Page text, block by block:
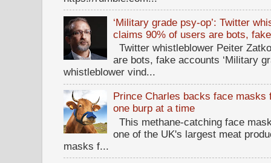
‘Military grade psy-op’: Twitter
claims 90% of users are bots,
Twitter whistleblower Peiter
are bots, fake accounts ‘Military
whistleblower vind...
Prince Charles backs face
one burp at a time
This methane-catching face
one of the UK's largest meat
masks f...